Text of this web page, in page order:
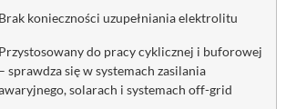
Brak konieczności uzupełniania elektrolitu
Przystosowany do pracy cyklicznej i buforowej
– sprawdza się w systemach zasilania
solarach i systemach off-grid